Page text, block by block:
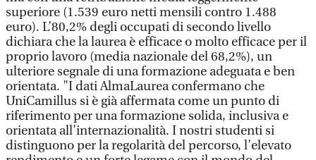
superiore (1.539 euro netti mensili contro 1.488
euro). L’80,2% degli occupati di secondo livello
dichiara che la laurea è efficace o molto efficace per il
proprio lavoro (media nazionale del 68,2%), un
ulteriore segnale di una formazione adeguata e ben
orientata. "I dati AlmaLaurea confermano che
UniCamillus si è già affermata come un punto di
riferimento per una formazione solida, inclusiva e
orientata all’internazionalità. I nostri studenti si
distinguono per la regolarità del percorso, l’elevato